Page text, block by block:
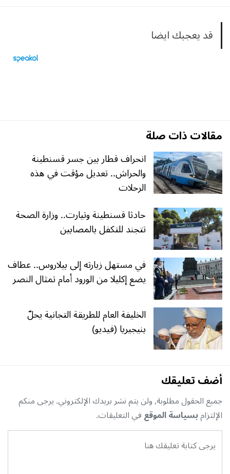
قد يعجبك ايضا
مقالات ذات صلة
انحراف قطار بين جسر قسنطينة
والحراش.. تعديل مؤقت في هذه
الرحلات
حادثا قسنطينة وتيارت.. وزارة الصحة
تتجند للتكفل بالمصابين
في مستهل زيارته إلى بيلاروس.. عطاف
يضع إكليلا من الورود أمام تمثال النصر
الخليفة العام للطريقة التجانية يحلّ
بنيجيريا (فيديو)
أضف تعليقك
جميع الحقول مطلوبة, ولن يتم نشر بريدك الإلكتروني. يرجى منكم
الإلتزامبسياسة الموقعفي التعليقات.